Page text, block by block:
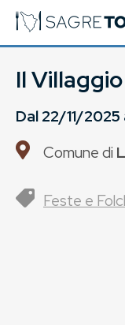
Il
Dal22/11/2025
Comune di
Feste e